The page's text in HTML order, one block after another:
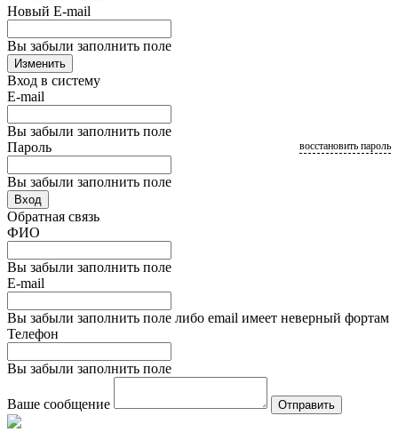
Новый E-mail
Вы забыли заполнить поле
Изменить
Вход в систему
E-mail
Вы забыли заполнить поле
Пароль
Вы забыли заполнить поле
восстановить пароль
Вход
Обратная связь
ФИО
Вы забыли заполнить поле
E-mail
Вы забыли заполнить поле либо email имеет неверный фортам
Телефон
Вы забыли заполнить поле
Ваше сообщение Отправить